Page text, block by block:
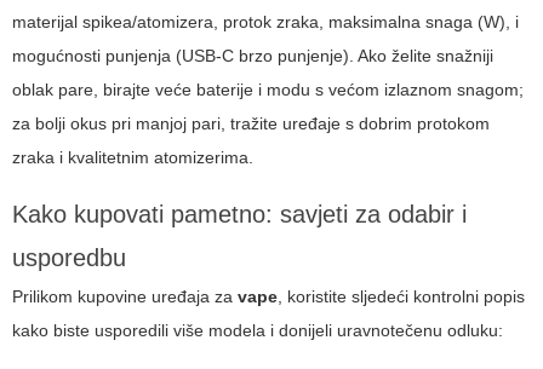
materijal spikea/atomizera, protok zraka, maksimalna snaga (W), i
mogućnosti punjenja (USB-C brzo punjenje). Ako želite snažniji
oblak pare, birajte veće baterije i modu s većom izlaznom snagom;
za bolji okus pri manjoj pari, tražite uređaje s dobrim protokom
zraka i kvalitetnim atomizerima.
Kako kupovati pametno: savjeti za odabir i
usporedbu
Prilikom kupovine uređaja za vape, koristite sljedeći kontrolni popis
kako biste usporedili više modela i donijeli uravnotečenu odluku: